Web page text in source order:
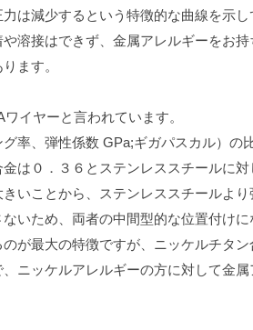
は減少するという特徴的な曲線を示
溶接はできず、金属アレルギーをお
ます。
ワイヤーと言われています。
率、弾性係数 GPa;ギガパスカル）の
は０．３６とステンレススチールに対
いことから、ステンレススチールより
いため、両者の中間型的な位置付けに
が最大の特徴ですが、ニッケルチタ
ニッケルアレルギーの方に対して金